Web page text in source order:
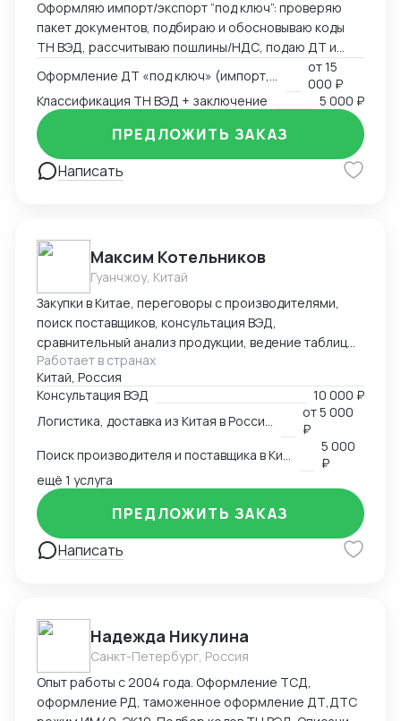
Оформляю импорт/экспорт “под ключ”: проверяю
пакет документов, подбираю и обосновываю коды
ТН ВЭД, рассчитываю пошлины/НДС, подаю ДТ и
веду переписку до выпуска. Сильные товарные
группы — электроника, CCTV/СКУД, климат-техника и
запчасти. Работаю по договору/эскроу,
предоставляю закрывающие документы (ИП/ООО).
Что умею и делаю • ДТ (импорт, экспорт, транзит),
ответы на запросы таможни • Классификация ТН ВЭД
с письменным обоснованием (ОПИ, Пояснения
Декларации/Сертификаты ЕАЭС, письма-
исключения, РНПТ/прослеживаемость, Честный
сроков и затрат
от15
000 ₽
Классификация ТН ВЭД + заключение
5 000 ₽
Написать
ПРЕДЛОЖИТЬ ЗАКАЗ
Максим Котельников
Гуанчжоу, Китай
Закупки в Китае, переговоры с производителями,
поиск поставщиков, консультация ВЭД,
сравнительный анализ продукции, ведение таблиц
google excel, синхронный перевод с китайского,
синхронный перевод с английского, международная
логистика
Работает в странах
Китай, Россия
Консультация ВЭД
10 000 ₽
от5 000
₽
5 000
₽
ещё 1 услуга
Написать
ПРЕДЛОЖИТЬ ЗАКАЗ
Надежда Никулина
Санкт-Петербург, Россия
Опыт работы с 2004 года. Оформление ТСД,
оформление РД, таможенное оформление ДТ,ДТС